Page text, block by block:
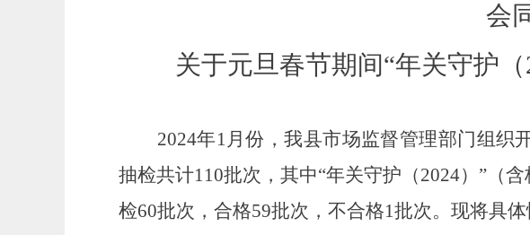
会
关于元旦春节期间“年关守护（
2024年1月份 ，我县市场监督管理部门组织
抽检共计110批次， 其中“年关守护（2024） ”（
检60批次，合格59批次，不合格1批次。 现将具体